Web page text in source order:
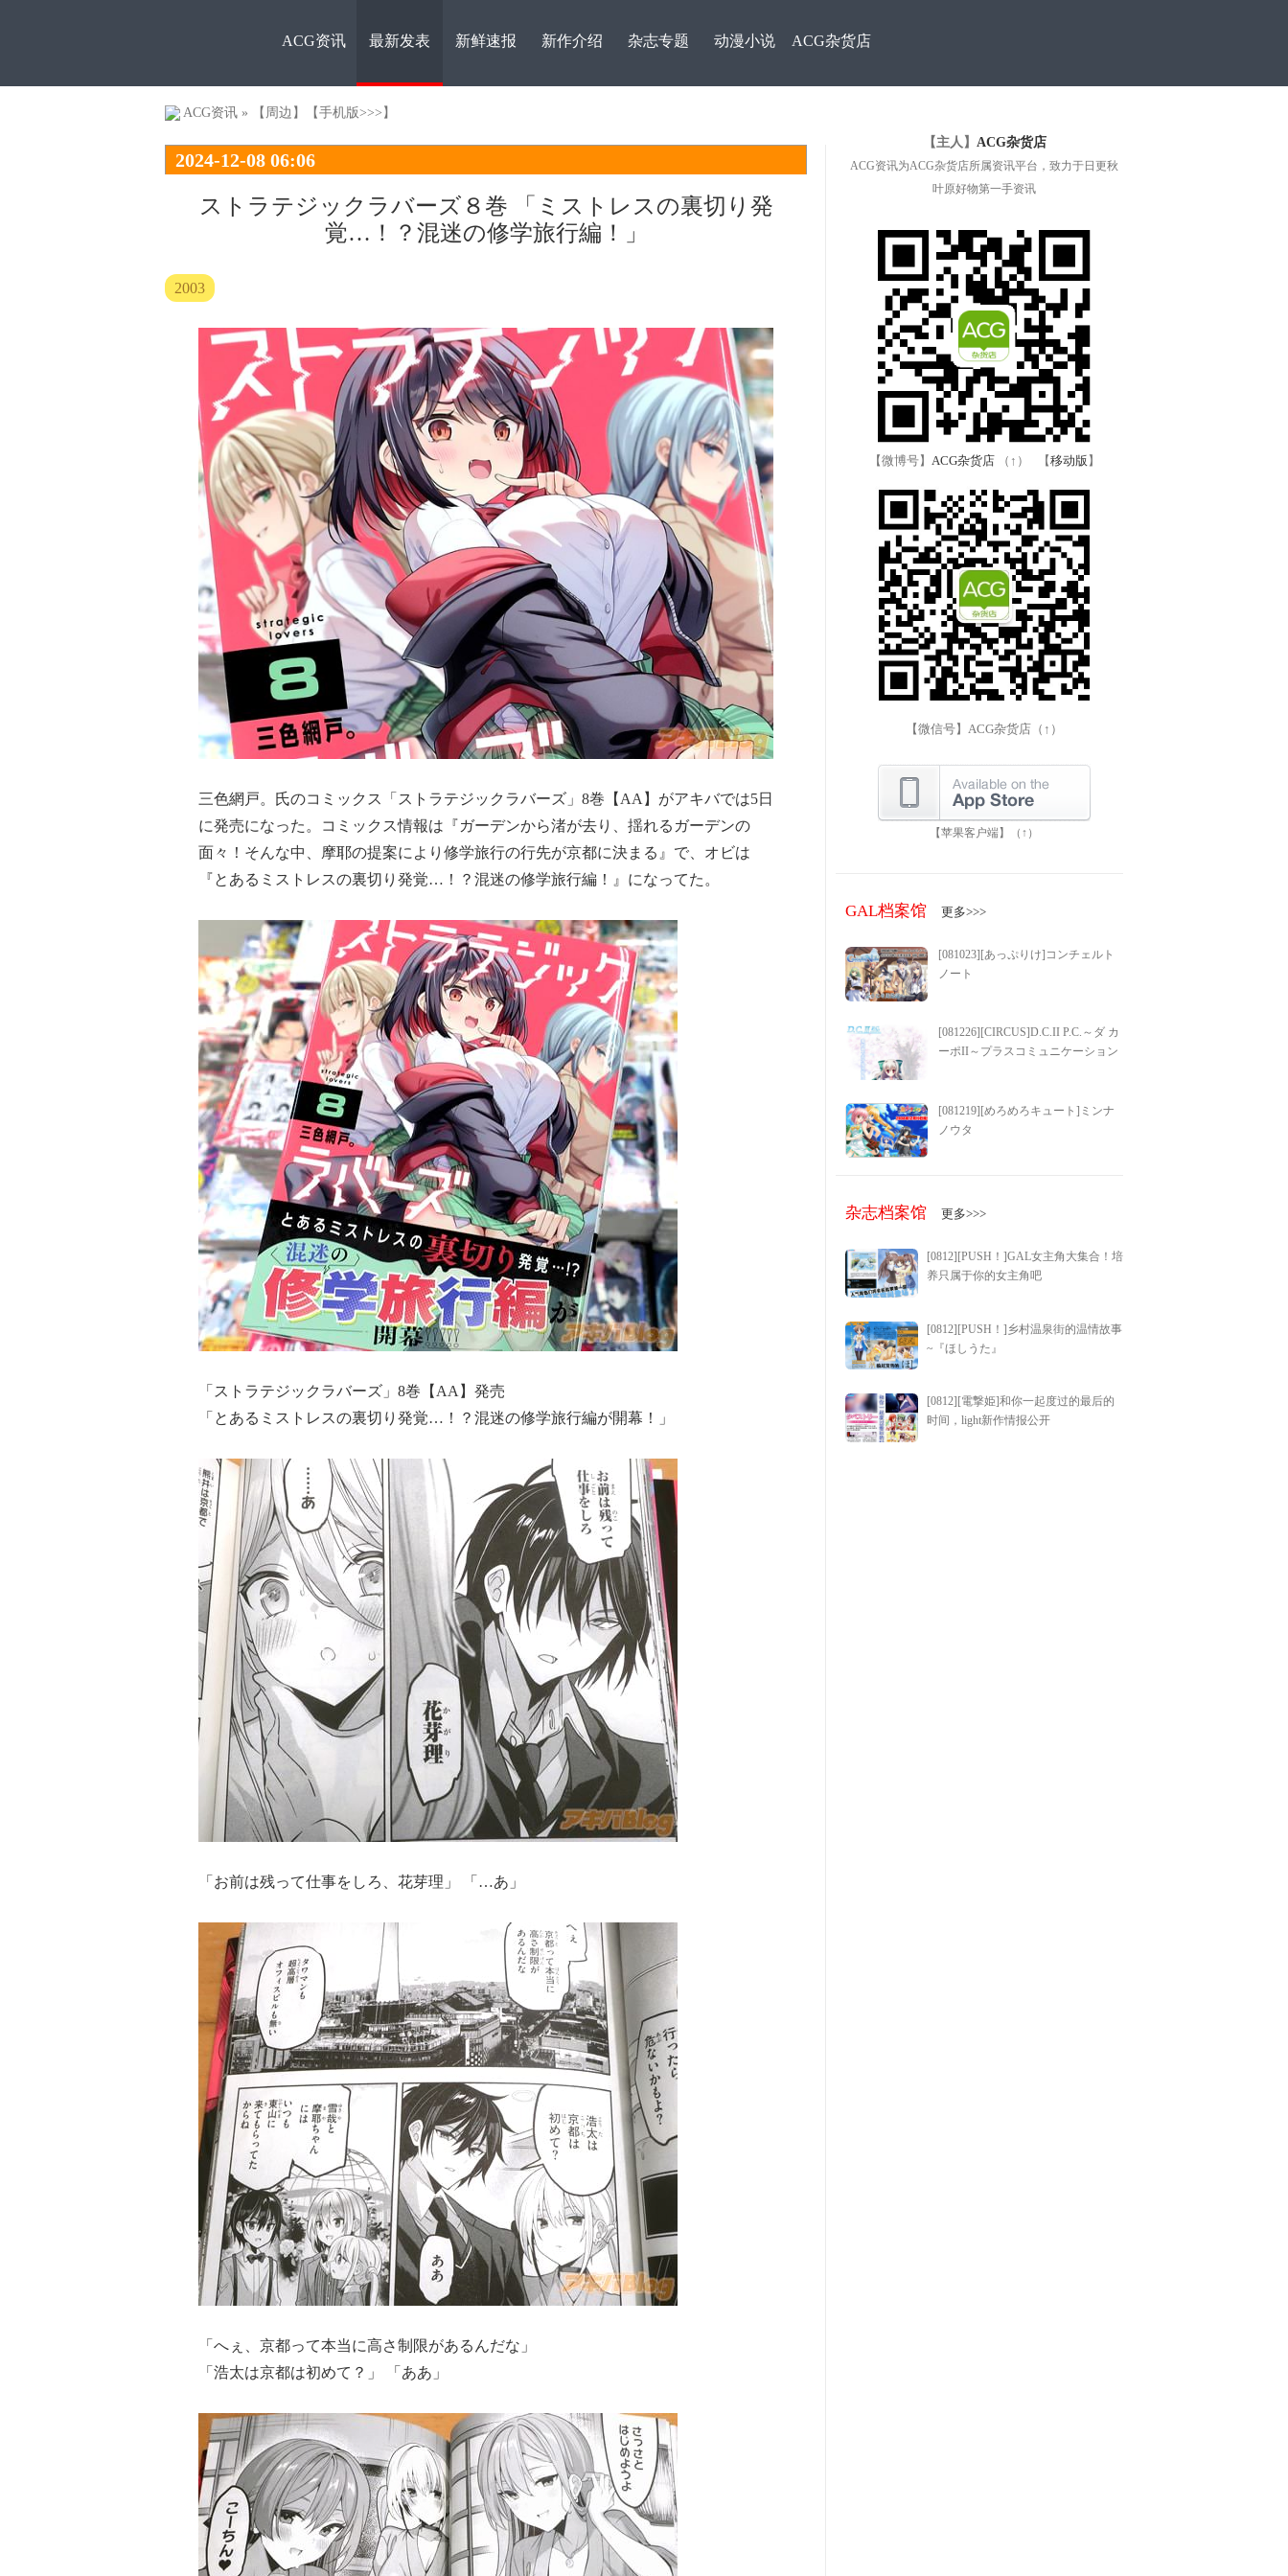
ACG资
讯
ACG资讯 最新发表 新鲜速报 新作介绍 杂志专题 动漫小说 ACG杂货店
ACG资讯 » 【周边】 【手机版>>>】
2024-12-08 06:06
ストラテジックラバーズ８巻 「ミストレスの裏切り発
覚…！？混迷の修学旅行編！」
2003
三色網戸。氏のコミックス「ストラテジックラバーズ」8巻【AA】がアキバでは5日
に発売になった。コミックス情報は『ガーデンから渚が去り、揺れるガーデンの
面々！そんな中、摩耶の提案により修学旅行の行先が京都に決まる』で、オビは
『とあるミストレスの裏切り発覚…！？混迷の修学旅行編！』になってた。
「ストラテジックラバーズ」8巻【AA】発売
「とあるミストレスの裏切り発覚…！？混迷の修学旅行編が開幕！」
「お前は残って仕事をしろ、花芽理」 「…あ」
「へぇ、京都って本当に高さ制限があるんだな」
「浩太は京都は初めて？」 「ああ」
【主人】 ACG杂货店
ACG资讯为ACG杂货店所属资讯平台，致力于日更秋
叶原好物第一手资讯
【微博号】 ACG杂货店 （↑） 【移动版 】
【微信号】ACG杂货店（↑）
【苹果客户端】（↑）
GAL档案馆 更多>>>
[081023][あっぷりけ]コンチェルト
ノート
[081226][CIRCUS]D.C.II P.C.～ダ カ
ーポII～プラスコミュニケーション
[081219][めろめろキュート]ミンナ
ノウタ
杂志档案馆 更多>>>
[0812][PUSH！]GAL女主角大集合！培
养只属于你的女主角吧
[0812][PUSH！]乡村温泉街的温情故事
~『ほしうた』
[0812][電撃姫]和你一起度过的最后的
时间，light新作情报公开